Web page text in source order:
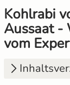
Kohlrabi
Aussaat -
vom
Gemüsesamen Set
Gurken
Jalapeno
Gelbe Tomaten
Grüne Tomaten
Anzuchtsets
Anzucht Zubehör
Naturkosmetik
Aussaat und
Aussaat und
Aussaat und